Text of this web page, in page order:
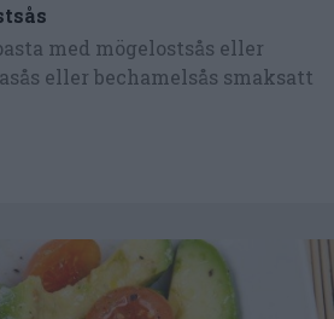
med mögelostsås eller
eller bechamelsås smaksatt